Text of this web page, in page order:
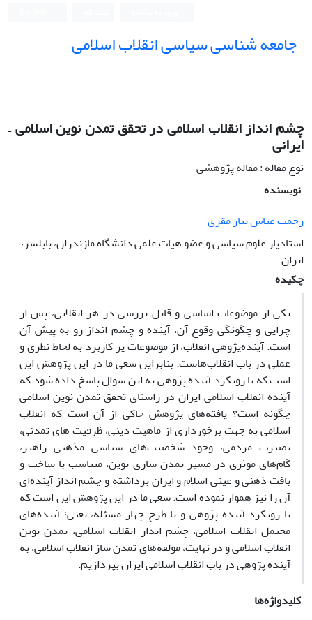
جامعه شناسی سیاسی انقلاب اسلامی
چشم انداز انقلاب اسلامی در تحقق تمدن نوین اسلامی –
ایرانی
نوع مقاله : مقاله پژوهشی
نویسنده
رحمت عباس تبار مقری
استادیار علوم سیاسی و عضو هیات علمی دانشگاه مازندران، بابلسر،
ایران
چکیده
یکی از موضوعات اساسی و قابل بررسی در هر انقلابی، پس از
چرایی و چگونگی وقوع آن، آینده و چشم انداز رو به پیش آن
است. آینده‌پژوهی انقلاب، از موضوعات پر کاربرد به لحاظ نظری و
عملی در باب انقلاب‌هاست. بنابراین سعی ما در این پژوهش این
است که با رویکرد آینده پژوهی به این سوال پاسخ داده شود که
آینده انقلاب اسلامی ایران در راستای تحقق تمدن نوین اسلامی
چگونه است؟ یافته‌های پژوهش حاکی از آن است که انقلاب
اسلامی به جهت برخورداری از ماهیت دینی، ظرفیت های تمدنی،
بصیرت مردمی، وجود شخصیت‌های سیاسی مذهبی راهبر،
گام‌های موثری در مسیر تمدن سازی نوین، متناسب با ساخت و
بافت ذهنی و عینی اسلام و ایران برداشته و چشم انداز آینده‌ای
آن را نیز هموار نموده است. سعی ما در این پژوهش این است که
با رویکرد آینده پژوهی و با طرح چهار مسئله، یعنی؛ آینده‌های
محتمل انقلاب اسلامی، چشم انداز انقلاب اسلامی، تمدن نوین
انقلاب اسلامی و در نهایت، مولفه‌های تمدن ساز انقلاب اسلامی، به
آینده پژوهی در باب انقلاب اسلامی ایران بپردازیم.
کلیدواژه‌ها